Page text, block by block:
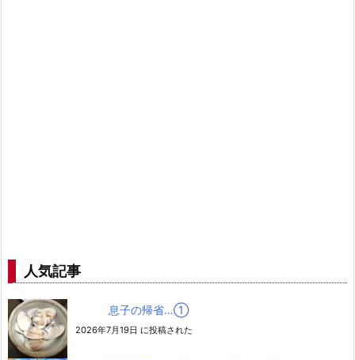
人気記事
息子の帰省…➀
2026年7月19日 に投稿された